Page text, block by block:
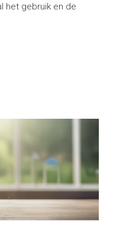
het gebruik en de